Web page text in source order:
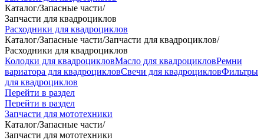
Каталог/Запасные части/
Запчасти для квадроциклов
Расходники для квадроциклов
Каталог/Запасные части/Запчасти для квадроциклов/
Расходники для квадроциклов
Колодки для квадроцикловМасло для квадроцикловРемни
вариатора для квадроцикловСвечи для квадроцикловФильтры
для квадроциклов
Перейти в раздел
Перейти в раздел
Запчасти для мототехники
Каталог/Запасные части/
Запчасти для мототехники